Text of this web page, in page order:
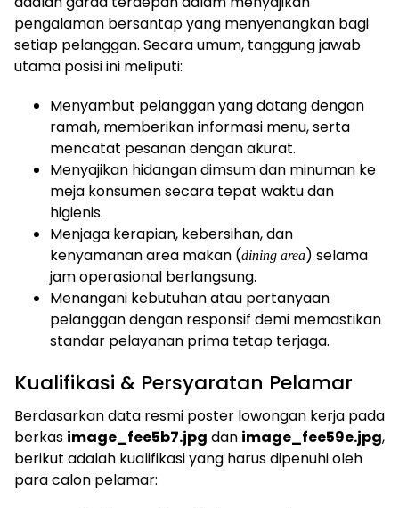
pengalaman bersantap yang menyenangkan bagi
setiap pelanggan. Secara umum, tanggung jawab
utama posisi ini meliputi:
Menyambut pelanggan yang datang dengan
ramah, memberikan informasi menu, serta
mencatat pesanan dengan akurat.
Menyajikan hidangan dimsum dan minuman ke
meja konsumen secara tepat waktu dan
higienis.
Menjaga kerapian, kebersihan, dan
kenyamanan area makan (dining area) selama
jam operasional berlangsung.
Menangani kebutuhan atau pertanyaan
pelanggan dengan responsif demi memastikan
standar pelayanan prima tetap terjaga.
Kualifikasi & Persyaratan Pelamar
Berdasarkan data resmi poster lowongan kerja pada
berkas image_fee5b7.jpg dan image_fee59e.jpg,
berikut adalah kualifikasi yang harus dipenuhi oleh
para calon pelamar: